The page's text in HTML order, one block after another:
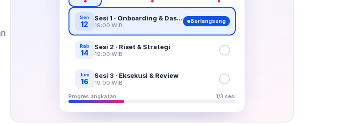
Sen
12
Sesi 1 · Onboarding & Dasar
19:00 WIB
Berlangsung
Rab
14
Sesi 2 · Riset & Strategi
19:00 WIB
Jum
16
Sesi 3 · Eksekusi & Review
19:00 WIB
Progres angkatan 1/3 sesi